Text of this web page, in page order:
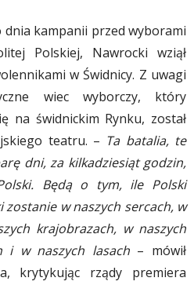
kampanii przed wyborami
Polskiej, Nawrocki wziął
w Świdnicy. Z uwagi
wiec wyborczy, który
na świdnickim Rynku, został
teatru. – Ta batalia, te
dni, za kilkadziesiąt godzin,
Będą o tym, ile Polski
zostanie w naszych sercach, w
krajobrazach, w naszych
i w naszych lasach– mówił
krytykując rządy premiera